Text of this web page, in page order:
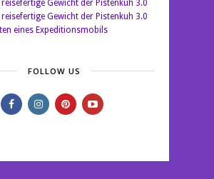
reisefertige Gewicht der Pistenkuh 3.0
reisefertige Gewicht der Pistenkuh 3.0
eines Expeditionsmobils
FOLLOW US